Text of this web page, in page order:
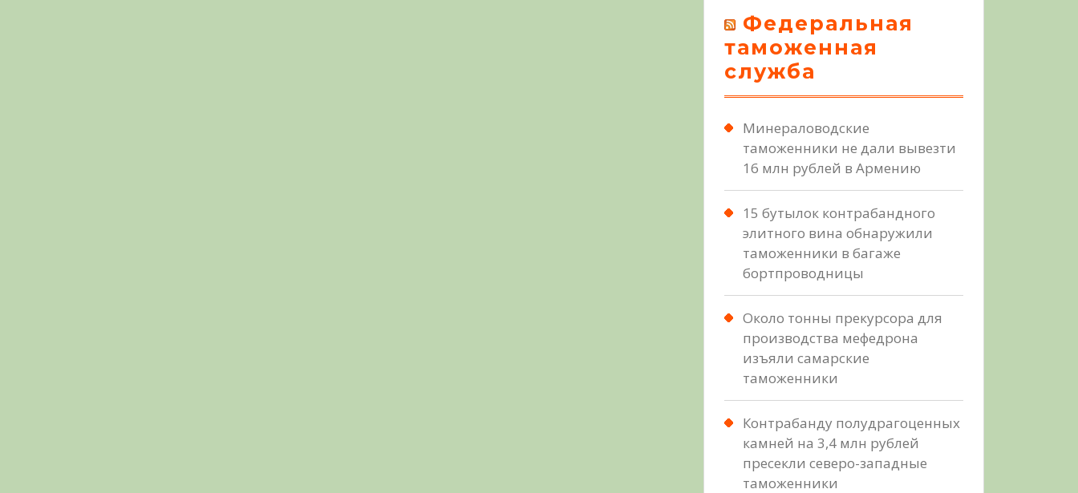
Федеральная
таможенная
служба
Минераловодские
таможенники не дали вывезти
16 млн рублей в Армению
15 бутылок контрабандного
элитного вина обнаружили
таможенники в багаже
бортпроводницы
Около тонны прекурсора для
производства мефедрона
изъяли самарские
таможенники
Контрабанду полудрагоценных
камней на 3,4 млн рублей
пресекли северо-западные
таможенники